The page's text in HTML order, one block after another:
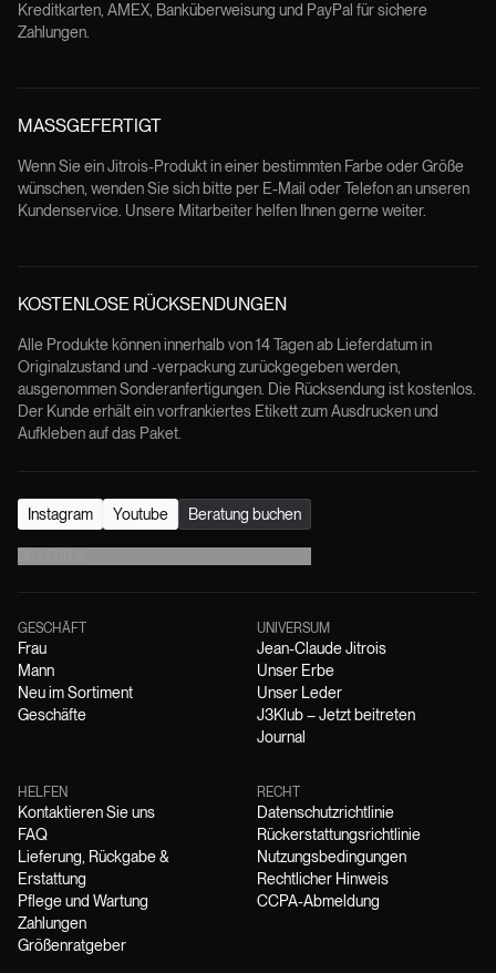
Kreditkarten, AMEX, Banküberweisung und PayPal für sichere
Zahlungen.
MASSGEFERTIGT
Wenn Sie ein Jitrois-Produkt in einer bestimmten Farbe oder Größe
wünschen, wenden Sie sich bitte per E-Mail oder Telefon an unseren
Kundenservice. Unsere Mitarbeiter helfen Ihnen gerne weiter.
KOSTENLOSE RÜCKSENDUNGEN
Alle Produkte können innerhalb von 14 Tagen ab Lieferdatum in
Originalzustand und -verpackung zurückgegeben werden,
ausgenommen Sonderanfertigungen. Die Rücksendung ist kostenlos.
Der Kunde erhält ein vorfrankiertes Etikett zum Ausdrucken und
Aufkleben auf das Paket.
Instagram Youtube Beratung buchen
GESCHÄFT
Frau
Mann
Neu im Sortiment
Geschäfte
UNIVERSUM
Jean-Claude Jitrois
Unser Erbe
Unser Leder
J3Klub – Jetzt beitreten
Journal
HELFEN
Kontaktieren Sie uns
FAQ
Lieferung, Rückgabe &
Erstattung
Pflege und Wartung
Zahlungen
Größenratgeber
RECHT
Datenschutzrichtlinie
Rückerstattungsrichtlinie
Nutzungsbedingungen
Rechtlicher Hinweis
CCPA-Abmeldung